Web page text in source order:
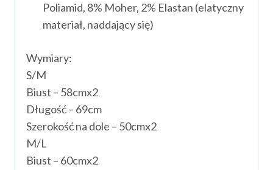
Poliamid, 8% Moher, 2% Elastan (elatyczny
materiał, naddający się)
Wymiary:
S/M
Biust – 58cmx2
Długość – 69cm
Szerokość na dole – 50cmx2
M/L
Biust – 60cmx2